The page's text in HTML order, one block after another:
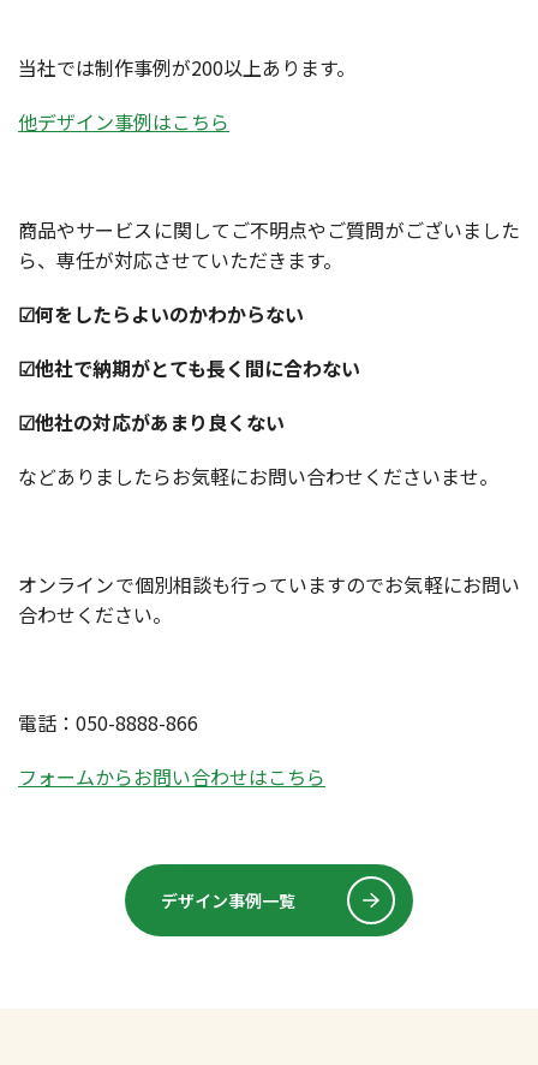
当社では制作事例が200以上あります。
他デザイン事例はこちら
商品やサービスに関してご不明点やご質問がございました
ら、専任が対応させていただきます。
☑何をしたらよいのかわからない
☑他社で納期がとても長く間に合わない
☑他社の対応があまり良くない
などありましたらお気軽にお問い合わせくださいませ。
オンラインで個別相談も行っていますのでお気軽にお問い
合わせください。
電話：050-8888-866
フォームからお問い合わせはこちら
デザイン事例一覧